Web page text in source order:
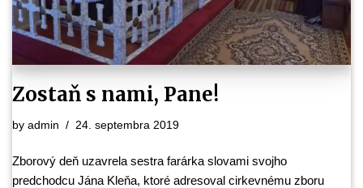
Zostaň s nami, Pane!
by admin 24. septembra 2019
Zborový deň uzavrela sestra farárka slovami svojho
predchodcu Jána Kleňa, ktoré adresoval cirkevnému zboru